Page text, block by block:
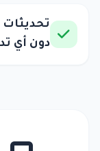
تحديثات
دون أي